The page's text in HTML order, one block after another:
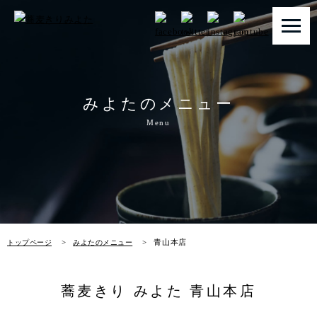
みよたのメニュー
Menu
トップページ みよたのメニュー 青山本店
トップページ
みよたとは
みよたのこだわり
畑だより
メニュー
お知らせ
蕎麦きり みよた 青山本店